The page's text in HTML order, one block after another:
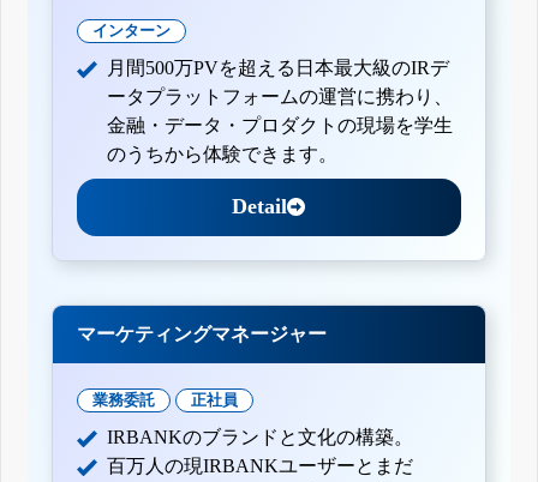
インターン
月間500万PVを超える日本最大級のIRデ
ータプラットフォームの運営に携わり、
金融・データ・プロダクトの現場を学生
のうちから体験できます。
Detail
マーケティングマネージャー
業務委託 正社員
IRBANKのブランドと文化の構築。
百万人の現IRBANKユーザーとまだ